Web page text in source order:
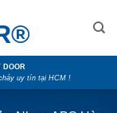
DOOR
uy tín tại HCM !